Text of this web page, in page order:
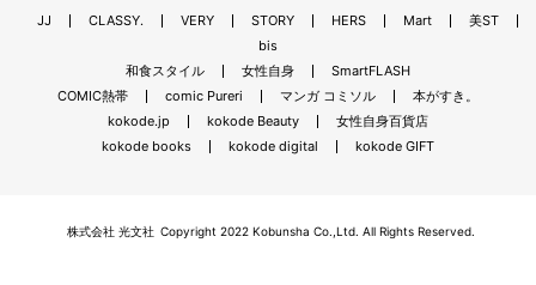
JJ CLASSY. VERY STORY HERS Mart
美ST
bis
和食スタイル
女性自身
SmartFLASH
COMIC熱帯
comic Pureri マンガ コミソル
本がすき。
kokode.jp
kokode Beauty
女性自身百貨店
kokode books
kokode digital kokode GIFT
株式会社 光文社 Copyright 2022 Kobunsha Co.,Ltd. All Rights Reserved.